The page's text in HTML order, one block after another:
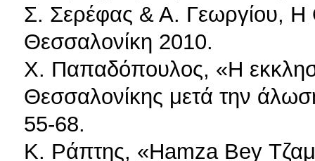
Σ. Σερέφας & Α. Γεωργίου, Η
Θεσσαλονίκη 2010.
Χ. Παπαδόπουλος, «Η
Θεσσαλονίκης μετά την
55-68.
Κ. Ράπτης, «Hamza Bey